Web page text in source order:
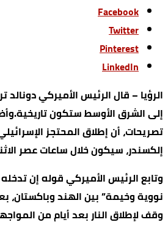
Facebook
Twitter
Pinterest
LinkedIn
الرؤيا – قال الرئيس الأميركي دونالد
إلى الشرق الأوسط ستكون
تصريحات، أن إطلاق المحتجز
إلكسندر، سيكون خلال ساعات عصر
وتابع الرئيس الأميركي قوله إن
نووية وخيمة” بين الهند وباكستان،
وقف لإطلاق النار بعد أيام من